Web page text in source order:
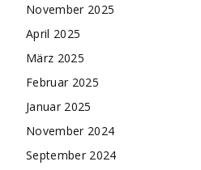
November 2025
April 2025
März 2025
Februar 2025
Januar 2025
November 2024
September 2024